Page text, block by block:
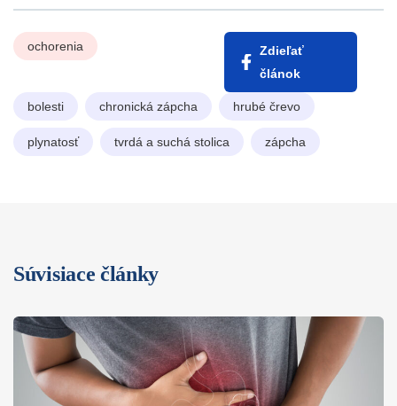
ochorenia
Zdieľať
článok
bolesti chronická zápcha hrubé črevo
plynatosť tvrdá a suchá stolica zápcha
Súvisiace články